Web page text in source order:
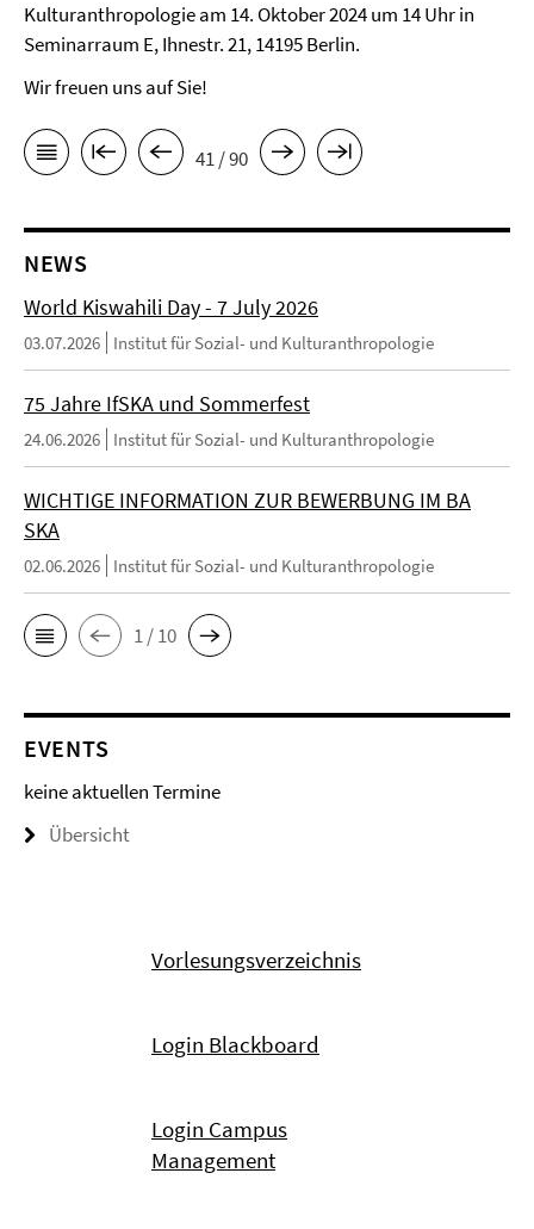
Kulturanthropologie am 14. Oktober 2024 um 14 Uhr in
Seminarraum E, Ihnestr. 21, 14195 Berlin.
Wir freuen uns auf Sie!
41 / 90
NEWS
World Kiswahili Day - 7 July 2026
03.07.2026 Institut für Sozial- und Kulturanthropologie
75 Jahre IfSKA und Sommerfest
24.06.2026 Institut für Sozial- und Kulturanthropologie
WICHTIGE INFORMATION ZUR BEWERBUNG IM BA
SKA
02.06.2026 Institut für Sozial- und Kulturanthropologie
1 / 10
EVENTS
keine aktuellen Termine
Übersicht
Vorlesungsverzeichnis
Login Blackboard
Login Campus
Management